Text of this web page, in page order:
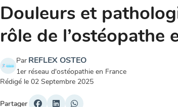
Douleurs et
rôle de l’ostéopathe
Par REFLEX OSTEO
1er réseau d'ostéopathie en France
Rédigé le 02 Septembre 2025
Partager